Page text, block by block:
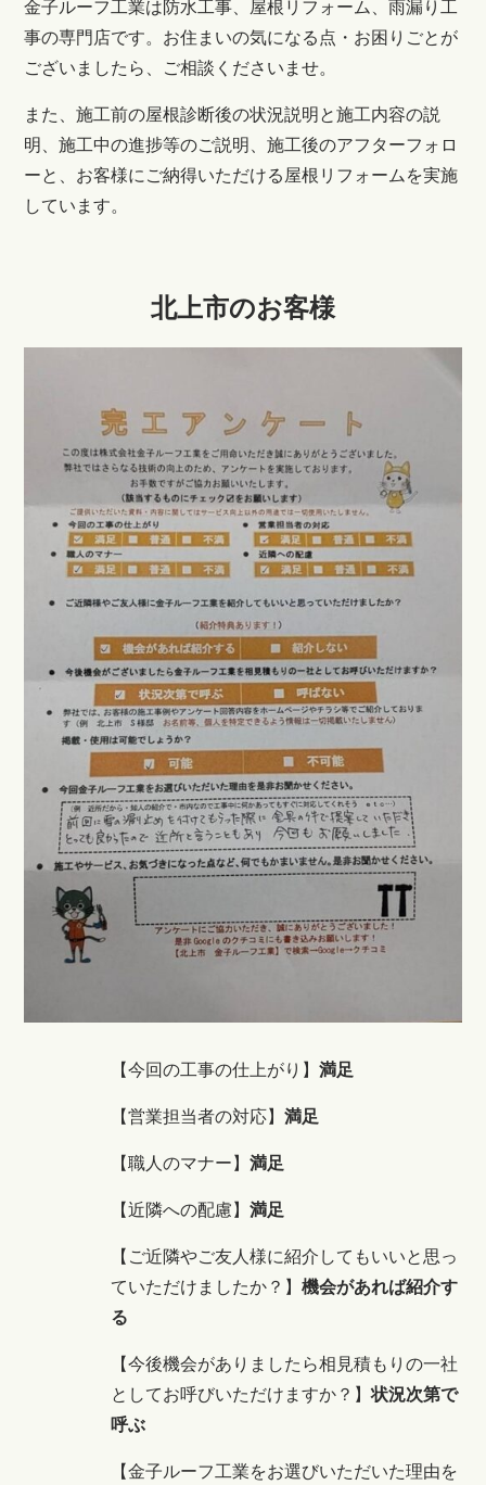
金子ルーフ工業は防水工事、屋根リフォーム、雨漏り工
事の専門店です。お住まいの気になる点・お困りごとが
ございましたら、ご相談くださいませ。
また、施工前の屋根診断後の状況説明と施工内容の説
明、施工中の進捗等のご説明、施工後のアフターフォロ
ーと、お客様にご納得いただける屋根リフォームを実施
しています。
北上市のお客様
【今回の工事の仕上がり】満足
【営業担当者の対応】満足
【職人のマナー】満足
【近隣への配慮】満足
【ご近隣やご友人様に紹介してもいいと思っ
ていただけましたか？】機会があれば紹介す
る
【今後機会がありましたら相見積もりの一社
としてお呼びいただけますか？】状況次第で
呼ぶ
【金子ルーフ工業をお選びいただいた理由を